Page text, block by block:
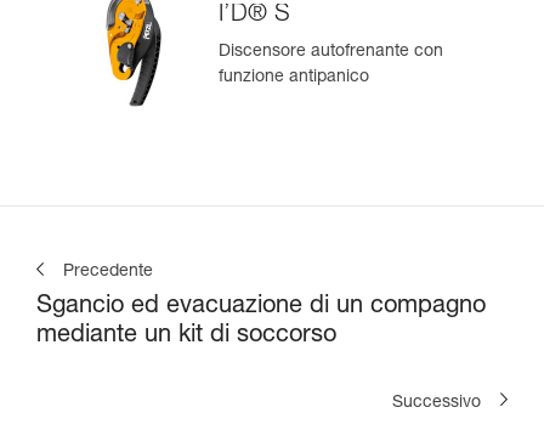
I’D® S
Discensore autofrenante con
funzione antipanico
Precedente
Sgancio ed evacuazione di un compagno
mediante un kit di soccorso
Successivo